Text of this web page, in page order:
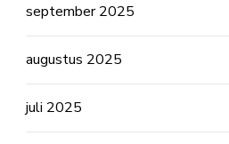
september 2025
augustus 2025
juli 2025